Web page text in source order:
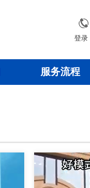
登录
服务流程